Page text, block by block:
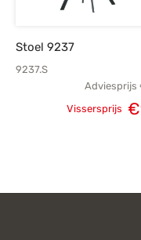
Stoel 9237
9237.S
Adviesprijs
Vissersprijs €